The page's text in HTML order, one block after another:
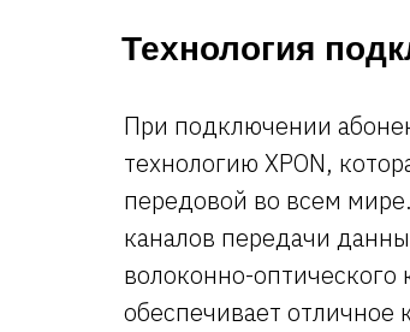
Технология
При подключении
технологию XPON,
передовой во всем
каналов передачи
волоконно-оптического
обеспечивает отличное